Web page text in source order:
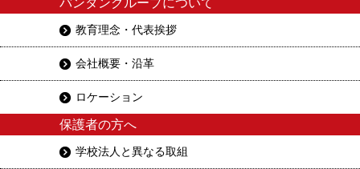
バンタングループについて
教育理念・代表挨拶
会社概要・沿革
ロケーション
保護者の方へ
学校法人と異なる取組